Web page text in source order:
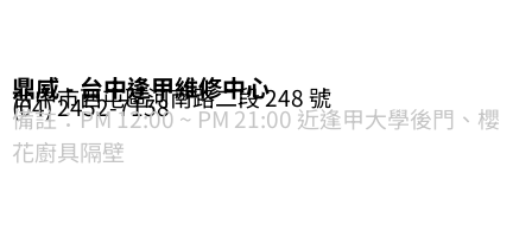
鼎威 - 台中逢甲維修中心
台中市西屯區河南路二段 248 號
(04) 2452-7158
備註：PM 12:00 ~ PM 21:00 近逢甲大學後門、櫻
花廚具隔壁